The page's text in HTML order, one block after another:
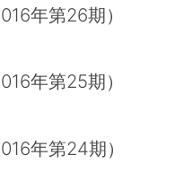
年第26期）
年第25期）
年第24期）